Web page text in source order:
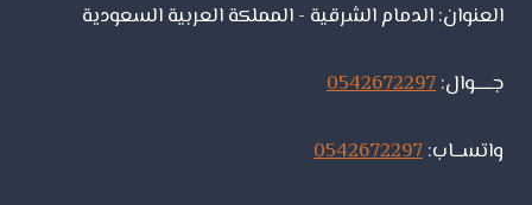
العنوان: الدمام الشرقية - المملكة العربية السعودية
جـــــوال:0542672297
واتســاب:0542672297